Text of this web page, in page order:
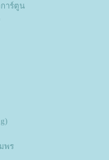
าร์ตูน
พร